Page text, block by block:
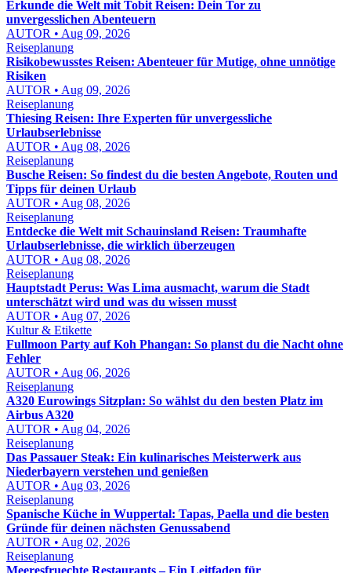
Erkunde die Welt mit Tobit Reisen: Dein Tor zu
unvergesslichen Abenteuern
AUTOR • Aug 09, 2026
Reiseplanung
Risikobewusstes Reisen: Abenteuer für Mutige, ohne unnötige
Risiken
AUTOR • Aug 09, 2026
Reiseplanung
Thiesing Reisen: Ihre Experten für unvergessliche
Urlaubserlebnisse
AUTOR • Aug 08, 2026
Reiseplanung
Busche Reisen: So findest du die besten Angebote, Routen und
Tipps für deinen Urlaub
AUTOR • Aug 08, 2026
Reiseplanung
Entdecke die Welt mit Schauinsland Reisen: Traumhafte
Urlaubserlebnisse, die wirklich überzeugen
AUTOR • Aug 08, 2026
Reiseplanung
Hauptstadt Perus: Was Lima ausmacht, warum die Stadt
unterschätzt wird und was du wissen musst
AUTOR • Aug 07, 2026
Kultur & Etikette
Fullmoon Party auf Koh Phangan: So planst du die Nacht ohne
Fehler
AUTOR • Aug 06, 2026
Reiseplanung
A320 Eurowings Sitzplan: So wählst du den besten Platz im
Airbus A320
AUTOR • Aug 04, 2026
Reiseplanung
Das Passauer Steak: Ein kulinarisches Meisterwerk aus
Niederbayern verstehen und genießen
AUTOR • Aug 03, 2026
Reiseplanung
Spanische Küche in Wuppertal: Tapas, Paella und die besten
Gründe für deinen nächsten Genussabend
AUTOR • Aug 02, 2026
Reiseplanung
Meeresfruechte Restaurants – Ein Leitfaden für